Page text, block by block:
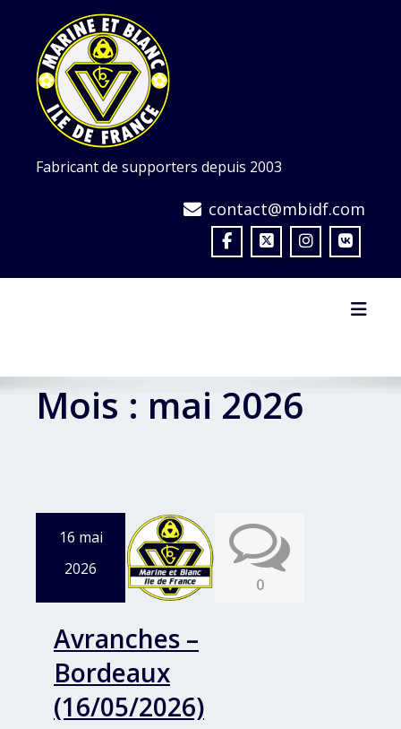
content
Fabricant de supporters depuis 2003
contact@mbidf.com
Mois : mai 2026
16 mai
2026
0
Avranches –
Bordeaux
(16/05/2026)